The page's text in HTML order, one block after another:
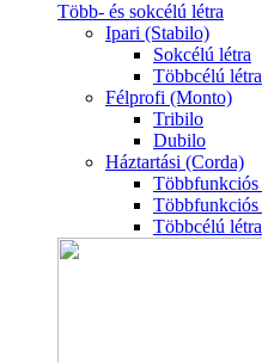
Több- és sokcélú létra
Ipari (Stabilo)
Sokcélú létra
Többcélú létra
Félprofi (Monto)
Tribilo
Dubilo
Háztartási (Corda)
Többfunkciós
Többfunkciós
Többcélú létra